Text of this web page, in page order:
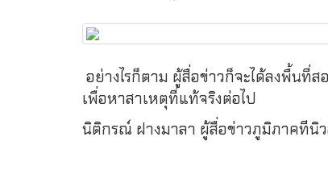
อย่างไรก็ตาม ผู้สื่อข่าวก็จะได้ลงพื้นที่
เพื่อหาสาเหตุที่แท้จริงต่อไป
นิติกรณ์ ฝางมาลา ผู้สื่อข่าวภูมิภาคทีนิ